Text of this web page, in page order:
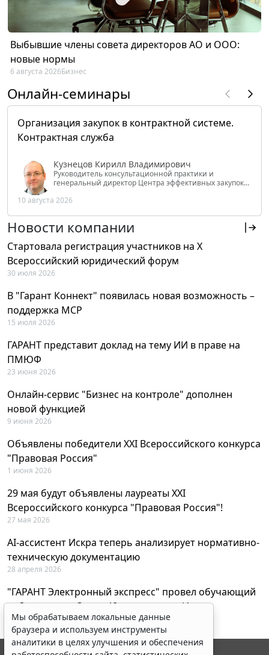
Выбывшие члены совета директоров АО и ООО:
новые нормы
6 августа 2026Бизнес
Онлайн-семинары
Организация закупок в контрактной системе.
Контрактная служба
Кузнецов Кирилл Владимирович
Руководитель консультационной практики и
генеральный директор Центра эффективных закупок
РФ
10 августа 2026
Новости компании
Стартовала регистрация участников на X
Всероссийский юридический форум
30 июля 2026
В "Гарант Коннект" появилась новая возможность –
поддержка MCP
15 июля 2026
ГАРАНТ представит доклад на тему ИИ в праве на
ПМЮФ
23 июня 2026
Онлайн-сервис "Бизнес на контроле" дополнен
новой функцией
9 июня 2026
Объявлены победители XXI Всероссийского конкурса
"Правовая Россия"
1 июня 2026
29 мая будут объявлены лауреаты XXI
Всероссийского конкурса "Правовая Россия"!
27 мая 2026
AI-ассистент Искра теперь анализирует нормативно-
техническую документацию
28 апреля 2026
"ГАРАНТ Электронный экспресс" провел обучающий
вебинар по работе с AI-ассистентом Искра
23 апреля 2026
Мы обрабатываем локальные данные
браузера и используем инструменты
аналитики в целях улучшения и обеспечения